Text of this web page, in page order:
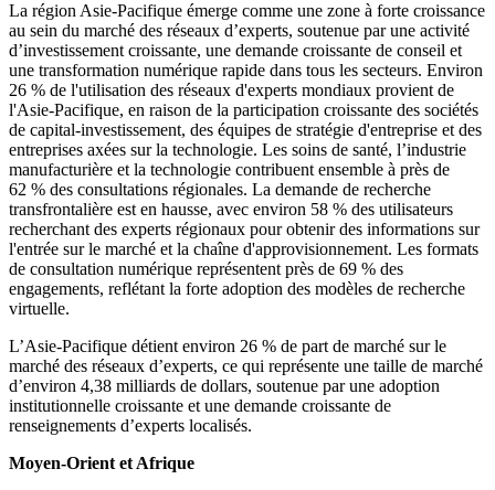
La région Asie-Pacifique émerge comme une zone à forte croissance
au sein du marché des réseaux d’experts, soutenue par une activité
d’investissement croissante, une demande croissante de conseil et
une transformation numérique rapide dans tous les secteurs. Environ
26 % de l'utilisation des réseaux d'experts mondiaux provient de
l'Asie-Pacifique, en raison de la participation croissante des sociétés
de capital-investissement, des équipes de stratégie d'entreprise et des
entreprises axées sur la technologie. Les soins de santé, l’industrie
manufacturière et la technologie contribuent ensemble à près de
62 % des consultations régionales. La demande de recherche
transfrontalière est en hausse, avec environ 58 % des utilisateurs
recherchant des experts régionaux pour obtenir des informations sur
l'entrée sur le marché et la chaîne d'approvisionnement. Les formats
de consultation numérique représentent près de 69 % des
engagements, reflétant la forte adoption des modèles de recherche
virtuelle.
L’Asie-Pacifique détient environ 26 % de part de marché sur le
marché des réseaux d’experts, ce qui représente une taille de marché
d’environ 4,38 milliards de dollars, soutenue par une adoption
institutionnelle croissante et une demande croissante de
renseignements d’experts localisés.
Moyen-Orient et Afrique